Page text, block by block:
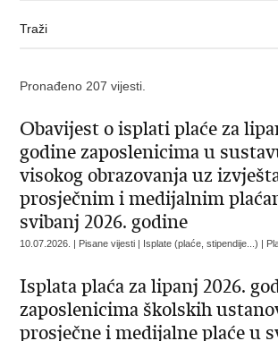
Pronađeno 207 vijesti.
Obavijest o isplati plaće za
godine zaposlenicima u
visokog obrazovanja uz
prosječnim i medijalnim
svibanj 2026. godine
10.07.2026. | Pisane vijesti | Isplate (plaće, stipendije...) |
Isplata plaća za lipanj 2026.
zaposlenicima školskih
prosječne i medijalne plaće u